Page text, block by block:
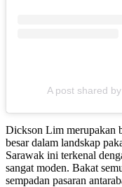
A post shared
Dickson Lim merupakan
besar dalam landskap
Sarawak ini terkenal
sangat moden. Bakat
sempadan pasaran